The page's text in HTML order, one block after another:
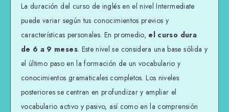
La duración del curso de inglés en el nivel Intermediate
puede variar según tus conocimientos previos y
características personales. En promedio, el curso dura
de 6 a 9 meses. Este nivel se considera una base sólida y
el último paso en la formación de un vocabulario y
conocimientos gramaticales completos. Los niveles
posteriores se centran en profundizar y ampliar el
vocabulario activo y pasivo, así como en la comprensión